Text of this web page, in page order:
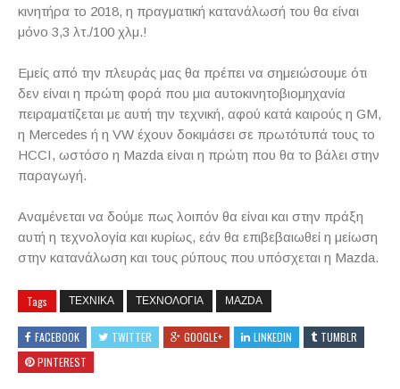
κινητήρα το 2018, η πραγματική κατανάλωσή του θα είναι
μόνο 3,3 λτ./100 χλμ.!
Εμείς από την πλευράς μας θα πρέπει να σημειώσουμε ότι
δεν είναι η πρώτη φορά που μια αυτοκινητοβιομηχανία
πειραματίζεται με αυτή την τεχνική, αφού κατά καιρούς η GM,
η Mercedes ή η VW έχουν δοκιμάσει σε πρωτότυπά τους το
HCCI, ωστόσο η Mazda είναι η πρώτη που θα το βάλει στην
παραγωγή.
Αναμένεται να δούμε πως λοιπόν θα είναι και στην πράξη
αυτή η τεχνολογία και κυρίως, εάν θα επιβεβαιωθεί η μείωση
στην κατανάλωση και τους ρύπους που υπόσχεται η Mazda.
Tags ΤΕΧΝΙΚΑ ΤΕΧΝΟΛΟΓΙΑ MAZDA
FACEBOOK TWITTER GOOGLE+ LINKEDIN
TUMBLR
PINTEREST